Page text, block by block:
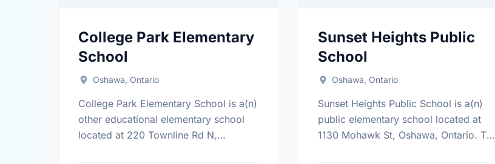
College Park Elementary
School
Oshawa, Ontario
College Park Elementary School is a(n)
other educational elementary school
located at 220 Townline Rd N,
Sunset Heights Public
School
Oshawa, Ontario
Sunset Heights Public School is a(n)
public elementary school located at
1130 Mohawk St, Oshawa, Ontario. The